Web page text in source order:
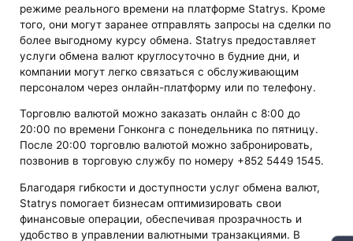
режиме реального времени на платформе Statrys. Кроме
того, они могут заранее отправлять запросы на сделки по
более выгодному курсу обмена. Statrys предоставляет
услуги обмена валют круглосуточно в будние дни, и
компании могут легко связаться с обслуживающим
персоналом через онлайн-платформу или по телефону.
Торговлю валютой можно заказать онлайн с 8:00 до
20:00 по времени Гонконга с понедельника по пятницу.
После 20:00 торговлю валютой можно забронировать,
позвонив в торговую службу по номеру +852 5449 1545.
Благодаря гибкости и доступности услуг обмена валют,
Statrys помогает бизнесам оптимизировать свои
финансовые операции, обеспечивая прозрачность и
удобство в управлении валютными транзакциями. В